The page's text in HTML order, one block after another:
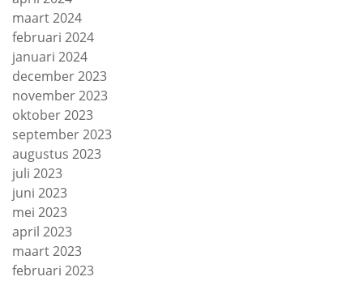
maart 2024
februari 2024
januari 2024
december 2023
november 2023
oktober 2023
september 2023
augustus 2023
juli 2023
juni 2023
mei 2023
april 2023
maart 2023
februari 2023